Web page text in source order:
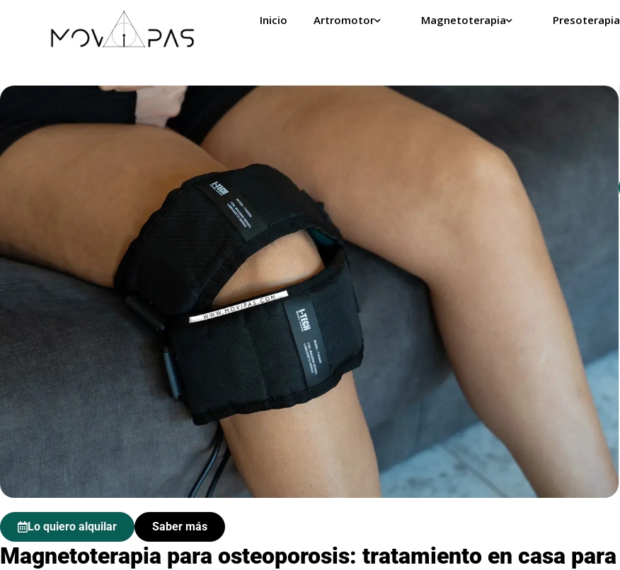
Inicio Artromotor Magnetoterapia Presoterapia
Lo quiero alquilar Saber más
Magnetoterapia para osteoporosis: tratamiento en casa para